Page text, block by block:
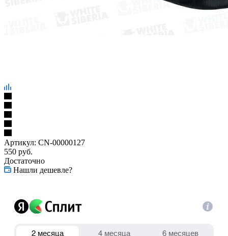
Артикул: CN-00000127
550 руб.
Достаточно
Нашли дешевле?